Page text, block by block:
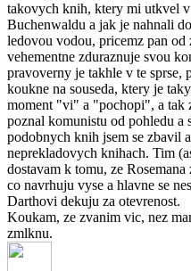
takovych knih, ktery mi utkvel
Buchenwaldu a jak je nahnali
ledovou vodou, pricemz pan od
vehementne zduraznuje svou
pravoverny je takhle v te sprse,
koukne na souseda, ktery je
moment "vi" a "pochopi", a tak
poznal komunistu od pohledu a
podobnych knih jsem se zbavil
neprekladovych knihach. Tim
dostavam k tomu, ze
co navrhuju vyse a hlavne se
Darthovi dekuju za otevrenost.
Koukam, ze zvanim vic, nez
zmlknu.